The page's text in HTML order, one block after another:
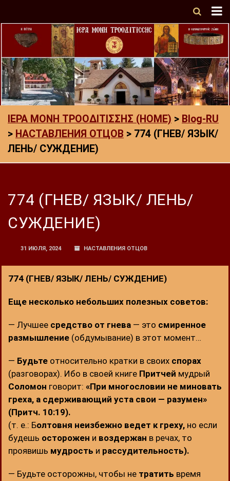
ΙΕΡΑ ΜΟΝΗ ΤΡΟΟΔΙΤΙΣΣΗΣ (HOME) > Blog-RU
> НАСТАВЛЕНИЯ ОТЦОВ > 774 (ГНЕВ/ ЯЗЫК/
ЛЕНЬ/ СУЖДЕНИЕ)
774 (ГНЕВ/ ЯЗЫК/ ЛЕНЬ/
СУЖДЕНИЕ)
31 ИЮЛЯ, 2024 НАСТАВЛЕНИЯ ОТЦОВ
774 (ГНЕВ/ ЯЗЫК/ ЛЕНЬ/ СУЖДЕНИЕ)
Еще несколько небольших полезных советов:
— Лучшее средство от гнева — это смиренное
размышление (обдумывание) в этот момент…
— Будьте относительно кратки в своих спорах
(разговорах). Ибо в своей книге Притчей мудрый
Соломон говорит: «При многословии не миновать
греха, а сдерживающий уста свои — разумен»
(Притч. 10:19).
(т. е.: Болтовня неизбежно ведет к греху, но если
будешь осторожен и воздержан в речах, то
проявишь мудрость и рассудительность).
— Будьте осторожны, чтобы не тратить время